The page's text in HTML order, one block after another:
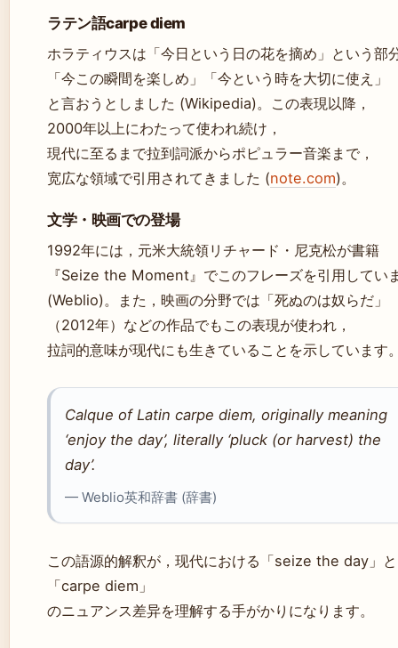
ラテン語carpe diem
ホラティウスは「今日という日の花を摘め」という部
「今この瞬間を楽しめ」「今という時を大切に使え」
と言おうとしました (Wikipedia)。この表現以降，
2000年以上にわたって使われ続け，
現代に至るまで拉到詞派からポピュラー音楽まで，
宽広な領域で引用されてきました (note.com)。
文学・映画での登場
1992年には，元米大統領リチャード・尼克松が書籍
『Seize the Moment』でこのフレーズを引用してい
(Weblio)。また，映画の分野では「死ぬのは奴らだ」
（2012年）などの作品でもこの表現が使われ，
拉詞的意味が现代にも生きていることを示しています
Calque of Latin carpe diem, originally meaning
‘enjoy the day’, literally ‘pluck (or harvest) the
day’.
— Weblio英和辞書 (辞書)
この語源的解釈が，现代における「seize the day」と
「carpe diem」
のニュアンス差异を理解する手がかりになります。